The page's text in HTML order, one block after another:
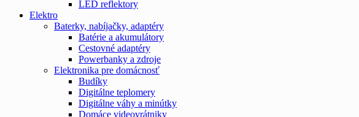
LED reflektory
Elektro
Baterky, nabíjačky, adaptéry
Batérie a akumulátory
Cestovné adaptéry
Powerbanky a zdroje
Elektronika pre domácnosť
Budíky
Digitálne teplomery
Digitálne váhy a minútky
Domáce videovrátniky